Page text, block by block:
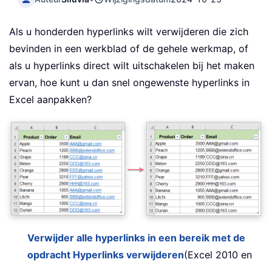
Als u honderden hyperlinks wilt verwijderen die zich
bevinden in een werkblad of de gehele werkmap, of
als u hyperlinks direct wilt uitschakelen bij het maken
ervan, hoe kunt u dan snel ongewenste hyperlinks in
Excel aanpakken?
Verwijder alle hyperlinks in een bereik met de
opdracht Hyperlinks verwijderen(Excel 2010 en